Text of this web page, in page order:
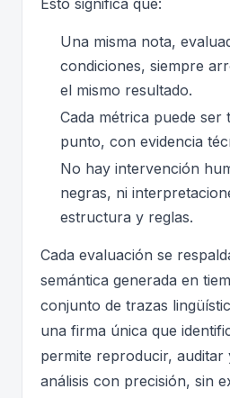
Esto significa que:
Una misma nota,
condiciones, siempre
el mismo resultado.
Cada métrica puede
punto, con evidencia
No hay intervención
negras, ni
estructura y reglas.
Cada evaluación se
semántica generada en
conjunto de trazas
una firma única que
permite reproducir, auditar
análisis con precisión, sin